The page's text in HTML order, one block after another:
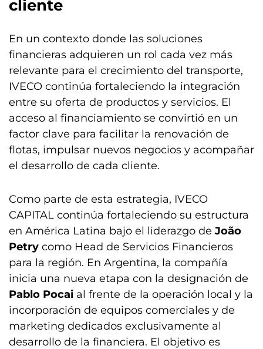
cliente
En un contexto donde las soluciones
financieras adquieren un rol cada vez más
relevante para el crecimiento del transporte,
IVECO continúa fortaleciendo la integración
entre su oferta de productos y servicios. El
acceso al financiamiento se convirtió en un
factor clave para facilitar la renovación de
flotas, impulsar nuevos negocios y acompañar
el desarrollo de cada cliente.
Como parte de esta estrategia, IVECO
CAPITAL continúa fortaleciendo su estructura
en América Latina bajo el liderazgo de João
Petry como Head de Servicios Financieros
para la región. En Argentina, la compañía
inicia una nueva etapa con la designación de
Pablo Pocai al frente de la operación local y la
incorporación de equipos comerciales y de
marketing dedicados exclusivamente al
desarrollo de la financiera. El objetivo es